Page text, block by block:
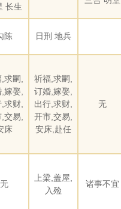
长生
陈 日刑 地兵
求嗣,
嫁娶,
求财,
交易,
床
祈福,求嗣,
订婚,嫁娶,
出行,求财,
开市,交易,
安床,赴任
无
无
上梁,盖屋,
入殓
诸事不宜